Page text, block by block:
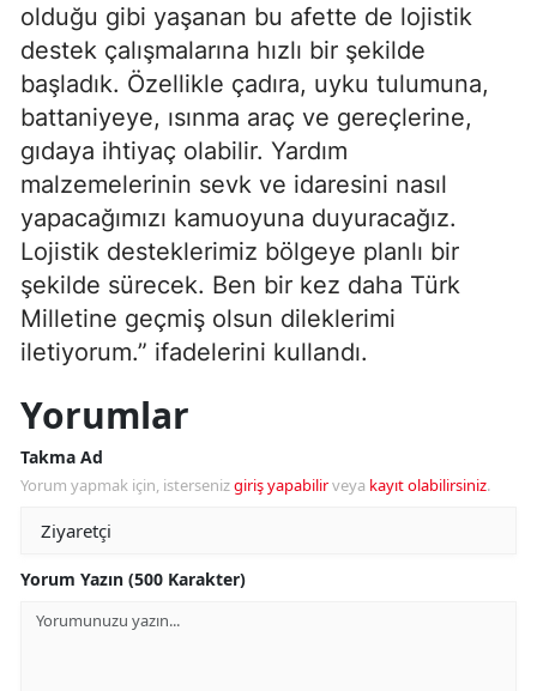
olduğu gibi yaşanan bu afette de lojistik
destek çalışmalarına hızlı bir şekilde
başladık. Özellikle çadıra, uyku tulumuna,
battaniyeye, ısınma araç ve gereçlerine,
gıdaya ihtiyaç olabilir. Yardım
malzemelerinin sevk ve idaresini nasıl
yapacağımızı kamuoyuna duyuracağız.
Lojistik desteklerimiz bölgeye planlı bir
şekilde sürecek. Ben bir kez daha Türk
Milletine geçmiş olsun dileklerimi
iletiyorum.” ifadelerini kullandı.
Yorumlar
Takma Ad
Yorum yapmak için, istersenizgiriş yapabilirveya kayıt olabilirsiniz.
Yorum Yazın (500 Karakter)